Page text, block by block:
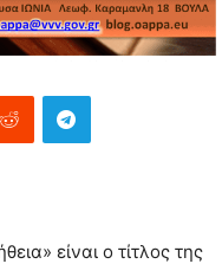
είναι ο τίτλος της